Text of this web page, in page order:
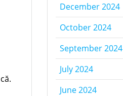
December 2024
October 2024
September 2024
July 2024
June 2024